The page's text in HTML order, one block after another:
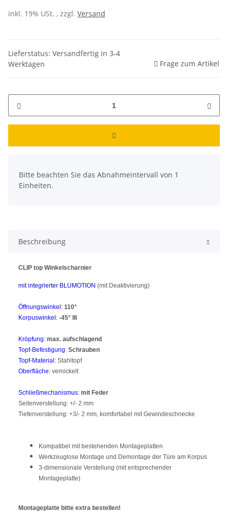
inkl. 19% USt. , zzgl. Versand
Lieferstatus: Versandfertig in 3-4
Werktagen
Frage zum Artikel
Bitte beachten Sie das Abnahmeintervall von 1
Einheiten.
Beschreibung
CLIP top Winkelscharnier
mit integrierter BLUMOTION (mit Deaktivierung)
Öffnungswinkel: 110°
Korpuswinkel: -45° III
Kröpfung: max. aufschlagend
Topf-Befestigung: Schrauben
Topf-Material: Stahltopf
Oberfläche: vernickelt
Schließmechanismus: mit Feder
Seitenverstellung: +/- 2 mm
Tiefenverstellung: +3/- 2 mm, komfortabel mit Gewindeschnecke
Kompatibel mit bestehenden Montageplatten
Werkzeuglose Montage und Demontage der Türe am Korpus
3-dimensionale Verstellung (mit entsprechender
Montageplatte)
Montageplatte bitte extra bestellen!